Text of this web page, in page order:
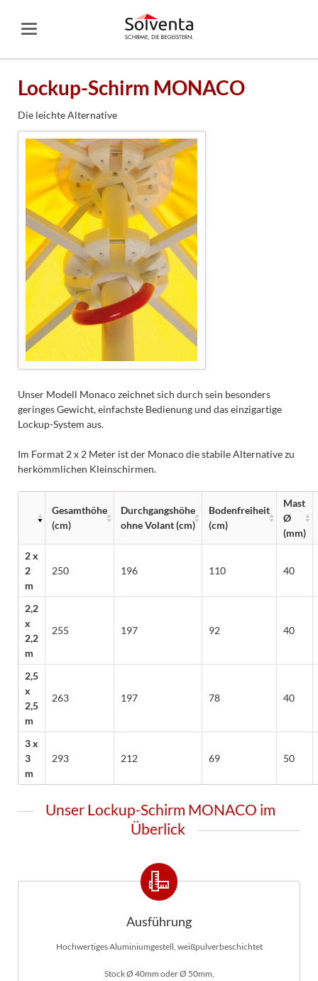
Lockup-Schirm MONACO
Die leichte Alternative
Unser Modell Monaco zeichnet sich durch sein besonders
geringes Gewicht, einfachste Bedienung und das einzigartige
Lockup-System aus.
Im Format 2 x 2 Meter ist der Monaco die stabile Alternative zu
herkömmlichen Kleinschirmen.
Gesamthöhe
(cm)
Durchgangshöhe
ohne Volant (cm)
Bodenfreiheit
(cm)
Mast
Ø
(mm)
2 x
2
m
250 196 110 40
2,2
x
2,2
m
255 197 92 40
2,5
x
2,5
m
263 197 78 40
3 x
3
m
293 212 69 50
Unser Lockup-Schirm MONACO im
Überlick
Ausführung
Hochwertiges Aluminiumgestell, weißpulverbeschichtet
Stock Ø 40mm oder Ø 50mm,